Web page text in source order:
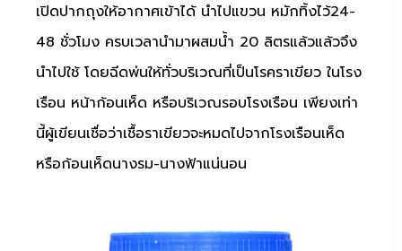
เปิดปากถุงให้อากาศเข้าได้ นำไปแขวน หมักทิ้งไว้24-
48 ชั่วโมง ครบเวลานำมาผสมน้ำ 20 ลิตรแล้วแล้วจึง
นำไปใช้ โดยฉีดพ่นให้ทั่วบริเวณที่เป็นโรคราเขียว ในโรง
เรือน หน้าก้อนเห็ด หรือบริเวณรอบโรงเรือน เพียงเท่า
นี้ผู้เขียนเชื่อว่าเชื้อราเขียวจะหมดไปจากโรงเรือนเห็ด
หรือก้อนเห็ดนางรม-นางฟ้าแน่นอน